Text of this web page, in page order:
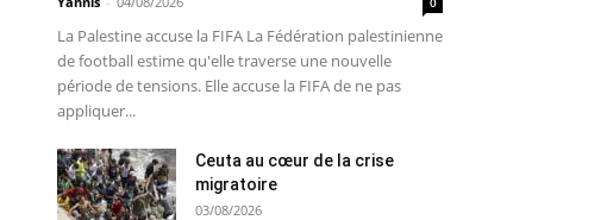
La Palestine accuse la FIFA La Fédération palestinienne
de football estime qu'elle traverse une nouvelle
période de tensions. Elle accuse la FIFA de ne pas
appliquer...
Ceuta au cœur de la crise
migratoire
03/08/2026